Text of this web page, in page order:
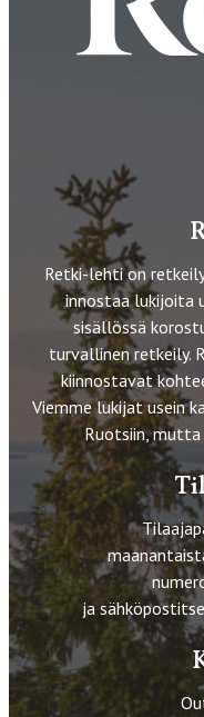
Retki-lehti on
innostaa lukijoita
sisällössä
turvallinen retkeily.
kiinnostavat
Viemme lukijat usein
Ruotsiin, mutta
ja sähköpostitse